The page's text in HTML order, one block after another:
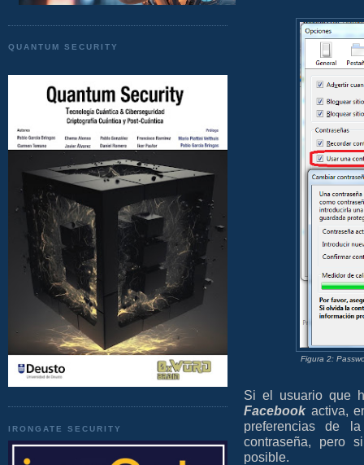
QUANTUM SECURITY
IRONGATE SECURITY
Figura 2:
Si el usuario que
Facebookactiva,
preferencias de
contraseña, pero
posible.